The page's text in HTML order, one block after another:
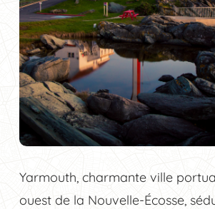
Yarmouth, charmante ville
ouest de la Nouvelle-Écosse,